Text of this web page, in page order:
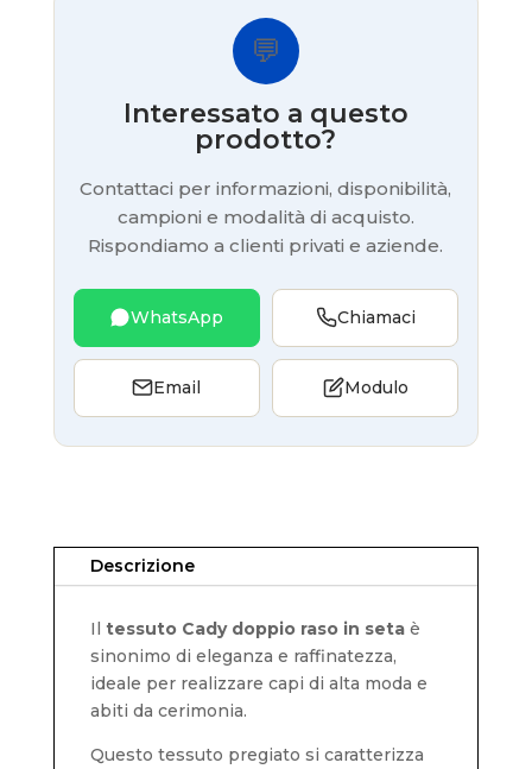
💬
Interessato a questo
prodotto?
Contattaci per informazioni, disponibilità,
campioni e modalità di acquisto.
Rispondiamo a clienti privati e aziende.
WhatsApp Chiamaci
Email Modulo
Descrizione
Il tessuto Cady doppio raso in setaè
sinonimo di eleganza e raffinatezza,
ideale per realizzare capi di alta moda e
abiti da cerimonia.
Questo tessuto pregiato si caratterizza